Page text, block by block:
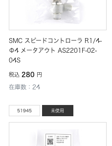
SMC スピードコントローラ R1/4-
Φ4 メータアウト AS2201F-02-
04S
税込 280 円
在庫数：24
51945 未使用